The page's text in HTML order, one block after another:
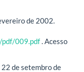
de 2002.
pdf/009.pdf. Acesso
de setembro de